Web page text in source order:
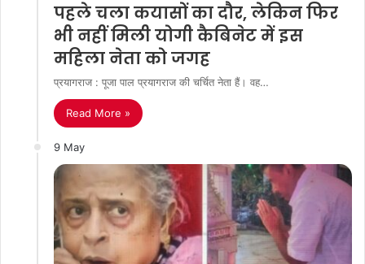
पहले चला कयासों का दौर, लेकिन फिर
भी नहीं मिली योगी कैबिनेट में इस
महिला नेता को जगह
प्रयागराज : पूजा पाल प्रयागराज की चर्चित नेता हैं। वह…
Read More »
9 May